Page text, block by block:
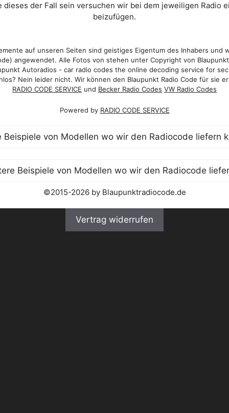
der Fall sein versuchen wir bei dem jeweiligen Radio
beizufügen.
auf unseren Seiten sind geistiges Eigentum des Inhabers und
angewendet. Alle Fotos von stehen unter Copyright von
Autoradios - car radio codes the online decoding service for
Nein leider nicht. Wir können den Blaupunkt Radio Code für sie
RADIO CODE SERVICE und Becker Radio Codes VW Radio Codes
Powered by RADIO CODE SERVICE
©2015-2026 by Blaupunktradiocode.de
Vertrag widerrufen